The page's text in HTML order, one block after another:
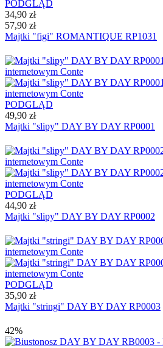
PODGLĄD
34,90 zł
57,90 zł
Majtki "figi" ROMANTIQUE RP1031
PODGLĄD
49,90 zł
Majtki "slipy" DAY BY DAY RP0001
PODGLĄD
44,90 zł
Majtki "slipy" DAY BY DAY RP0002
PODGLĄD
35,90 zł
Majtki "stringi" DAY BY DAY RP0003
42%